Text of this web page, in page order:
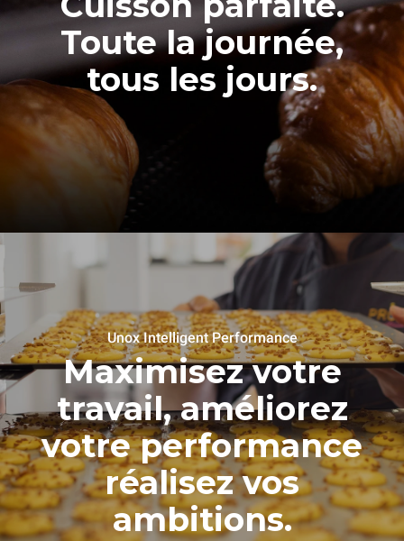
Toute la journée,
tous les jours.
Unox Intelligent Performance
Maximisez votre
travail, améliorez
votre performance
réalisez vos
ambitions.